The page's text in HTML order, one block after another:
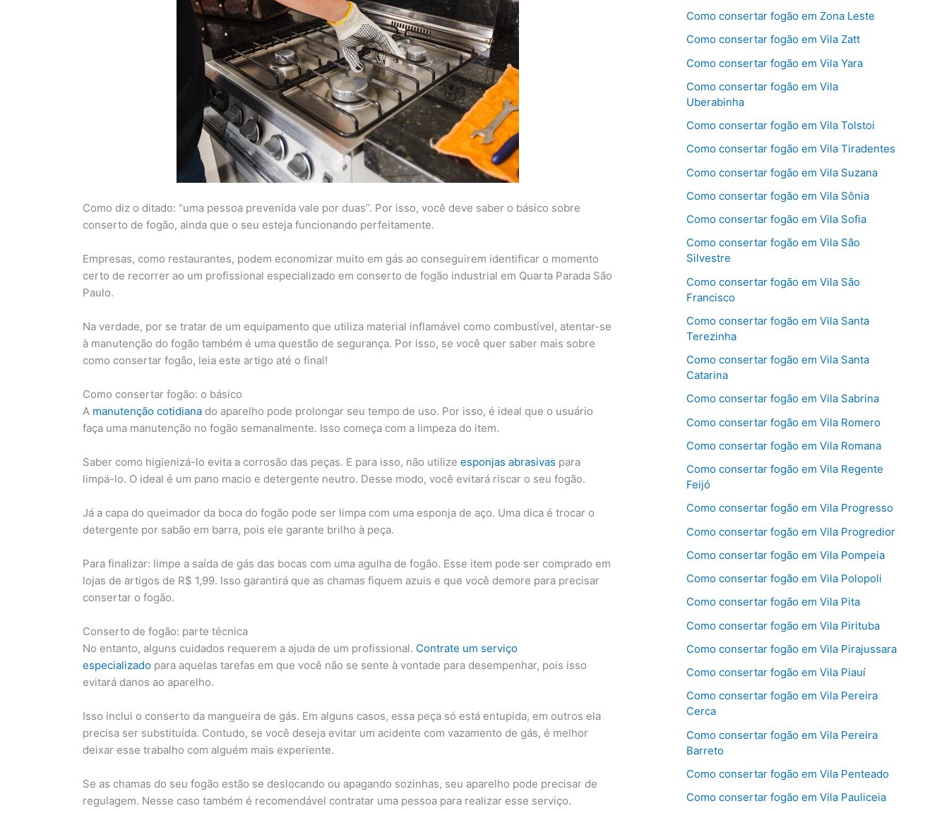
Como diz o ditado: “uma pessoa prevenida vale por duas”. Por isso, você deve saber o básico sobre
conserto de fogão, ainda que o seu esteja funcionando perfeitamente.
Empresas, como restaurantes, podem economizar muito em gás ao conseguirem identificar o momento
certo de recorrer ao um profissional especializado em conserto de fogão industrial em Quarta Parada São
Paulo.
Na verdade, por se tratar de um equipamento que utiliza material inflamável como combustível, atentar-se
à manutenção do fogão também é uma questão de segurança. Por isso, se você quer saber mais sobre
como consertar fogão, leia este artigo até o final!
Como consertar fogão: o básico
A manutenção cotidiana do aparelho pode prolongar seu tempo de uso. Por isso, é ideal que o usuário
faça uma manutenção no fogão semanalmente. Isso começa com a limpeza do item.
Saber como higienizá-lo evita a corrosão das peças. E para isso, não utilize esponjas abrasivas para
limpá-lo. O ideal é um pano macio e detergente neutro. Desse modo, você evitará riscar o seu fogão.
Já a capa do queimador da boca do fogão pode ser limpa com uma esponja de aço. Uma dica é trocar o
detergente por sabão em barra, pois ele garante brilho à peça.
Para finalizar: limpe a saída de gás das bocas com uma agulha de fogão. Esse item pode ser comprado em
lojas de artigos de R$ 1,99. Isso garantirá que as chamas fiquem azuis e que você demore para precisar
consertar o fogão.
Conserto de fogão: parte técnica
No entanto, alguns cuidados requerem a ajuda de um profissional. Contrate um serviço
especializado para aquelas tarefas em que você não se sente à vontade para desempenhar, pois isso
evitará danos ao aparelho.
Isso inclui o conserto da mangueira de gás. Em alguns casos, essa peça só está entupida, em outros ela
precisa ser substituída. Contudo, se você deseja evitar um acidente com vazamento de gás, é melhor
deixar esse trabalho com alguém mais experiente.
Se as chamas do seu fogão estão se deslocando ou apagando sozinhas, seu aparelho pode precisar de
regulagem. Nesse caso também é recomendável contratar uma pessoa para realizar esse serviço.
Como consertar fogão em Zona Leste
Como consertar fogão em Vila Zatt
Como consertar fogão em Vila Yara
Como consertar fogão em Vila
Uberabinha
Como consertar fogão em Vila Tolstoi
Como consertar fogão em Vila Tiradentes
Como consertar fogão em Vila Suzana
Como consertar fogão em Vila Sônia
Como consertar fogão em Vila Sofia
Como consertar fogão em Vila São
Silvestre
Como consertar fogão em Vila São
Francisco
Como consertar fogão em Vila Santa
Terezinha
Como consertar fogão em Vila Santa
Catarina
Como consertar fogão em Vila Sabrina
Como consertar fogão em Vila Romero
Como consertar fogão em Vila Romana
Como consertar fogão em Vila Regente
Feijó
Como consertar fogão em Vila Progresso
Como consertar fogão em Vila Progredior
Como consertar fogão em Vila Pompeia
Como consertar fogão em Vila Polopoli
Como consertar fogão em Vila Pita
Como consertar fogão em Vila Pirituba
Como consertar fogão em Vila Pirajussara
Como consertar fogão em Vila Piauí
Como consertar fogão em Vila Pereira
Cerca
Como consertar fogão em Vila Pereira
Barreto
Como consertar fogão em Vila Penteado
Como consertar fogão em Vila Pauliceia